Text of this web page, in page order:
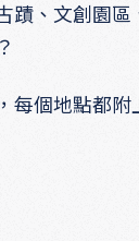
蹟、文創園區
每個地點都附